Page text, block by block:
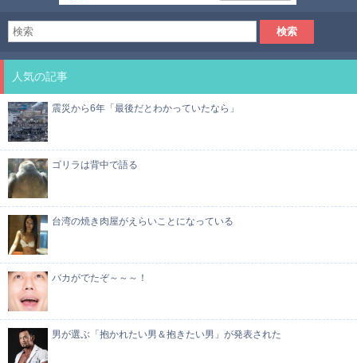
人気の記事
震災から6年「最後だとわかっていたなら」
ゴリラは背中で語る
台湾の焼き肉屋がえらいことになっている
バカがでたぞ～～～！
男が選ぶ「抱かれたい男＆抱きたい男」が発表された